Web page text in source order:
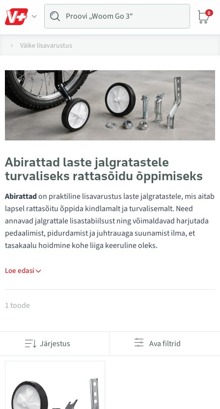
0
Väike lisavarustus
Abirattad laste jalgratastele
turvaliseks rattasõidu õppimiseks
Abirattadon praktiline lisavarustus laste jalgratastele, mis aitab
lapsel rattasõitu õppida kindlamalt ja turvalisemalt. Need
annavad jalgrattale lisastabiilsust ning võimaldavad harjutada
pedaalimist, pidurdamist ja juhtrauaga suunamist ilma, et
tasakaalu hoidmine kohe liiga keeruline oleks.
Loe edasi
Tooted kategoorias Abirattad
1 toode
Järjestus Ava filtrid